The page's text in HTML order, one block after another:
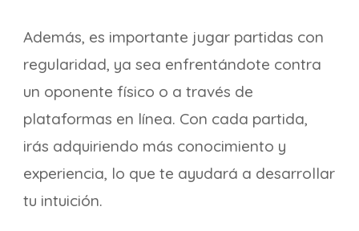
Además, es importante jugar partidas con
regularidad, ya sea enfrentándote contra
un oponente físico o a través de
plataformas en línea. Con cada partida,
irás adquiriendo más conocimiento y
experiencia, lo que te ayudará a desarrollar
tu intuición.